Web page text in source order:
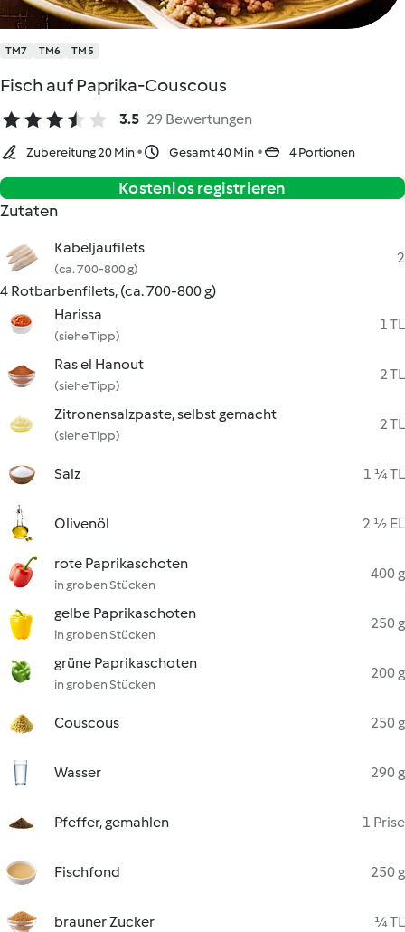
TM7 TM6 TM5
Fisch auf Paprika-Couscous
3.5 29 Bewertungen
Zubereitung 20 Min Gesamt 40 Min 4 Portionen
Kostenlos registrieren
Zutaten
Kabeljaufilets
(ca. 700-800 g)
2
4 Rotbarbenfilets, (ca. 700-800 g)
Harissa
(siehe Tipp)
1 TL
Ras el Hanout
(siehe Tipp)
2 TL
Zitronensalzpaste, selbst gemacht
(siehe Tipp)
2 TL
Salz 1 ¼ TL
Olivenöl 2 ½ EL
rote Paprikaschoten
in groben Stücken
400 g
gelbe Paprikaschoten
in groben Stücken
250 g
grüne Paprikaschoten
in groben Stücken
200 g
Couscous 250 g
Wasser 290 g
Pfeffer, gemahlen 1 Prise
Fischfond 250 g
brauner Zucker ¼ TL